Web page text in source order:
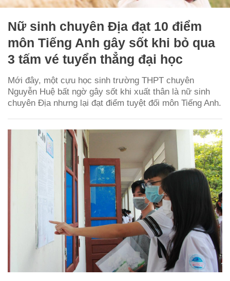
Nữ sinh chuyên Địa đạt 10 điểm
môn Tiếng Anh gây sốt khi bỏ qua
3 tấm vé tuyển thẳng đại học
Mới đây, một cựu học sinh trường THPT chuyên
Nguyễn Huệ bất ngờ gây sốt khi xuất thân là nữ sinh
chuyên Địa nhưng lại đạt điểm tuyệt đối môn Tiếng Anh.